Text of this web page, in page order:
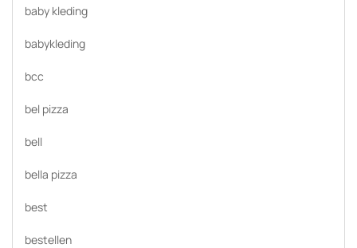
baby kleding
babykleding
bcc
bel pizza
bell
bella pizza
best
bestellen